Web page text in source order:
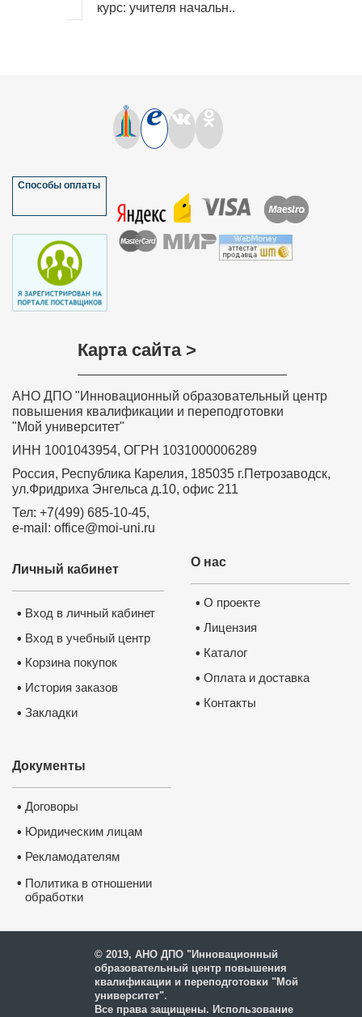
курс: учителя начальн..
Способы оплаты
Карта сайта >
АНО ДПО "Инновационный образовательный центр
повышения квалификации и переподготовки
"Мой университет"
ИНН 1001043954, ОГРН 1031000006289
Россия, Республика Карелия, 185035 г.Петрозаводск,
ул.Фридриха Энгельса д.10, офис 211
Тел: +7(499) 685-10-45,
e-mail: office@moi-uni.ru
О нас
• О проекте
• Лицензия
• Каталог
• Оплата и доставка
• Контакты
Личный кабинет
• Вход в личный кабинет
• Вход в учебный центр
• Корзина покупок
• История заказов
• Закладки
Документы
• Договоры
• Юридическим лицам
• Рекламодателям
• Политика в отношении
обработки
© 2019, АНО ДПО "Инновационный
образовательный центр повышения
квалификации и переподготовки "Мой
университет".
Все права защищены. Использование